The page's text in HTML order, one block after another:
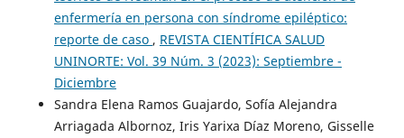
enfermería en persona con síndrome epiléptico:
reporte de caso , REVISTA CIENTÍFICA SALUD
UNINORTE: Vol. 39 Núm. 3 (2023): Septiembre -
Diciembre
Sandra Elena Ramos Guajardo, Sofía Alejandra
Arriagada Albornoz, Iris Yarixa Díaz Moreno, Gisselle